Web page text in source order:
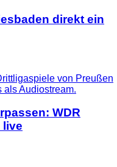
direkt ein
WDR
live